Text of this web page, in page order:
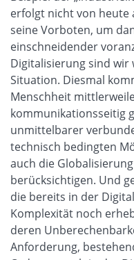
erfolgt nicht von heute
seine Vorboten, um
einschneidender
Digitalisierung sind wir
Situation. Diesmal
Menschheit
kommunikationsseitig
unmittelbarer
technisch bedingten
auch die
berücksichtigen. Und
die bereits in der
Komplexität noch
deren
Anforderung,